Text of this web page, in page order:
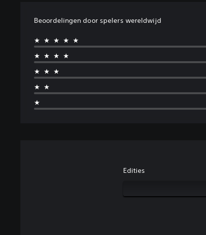
Beoordelingen door spelers wereldwijd
★★★★★
★★★★
★★★
★★
★
Edities